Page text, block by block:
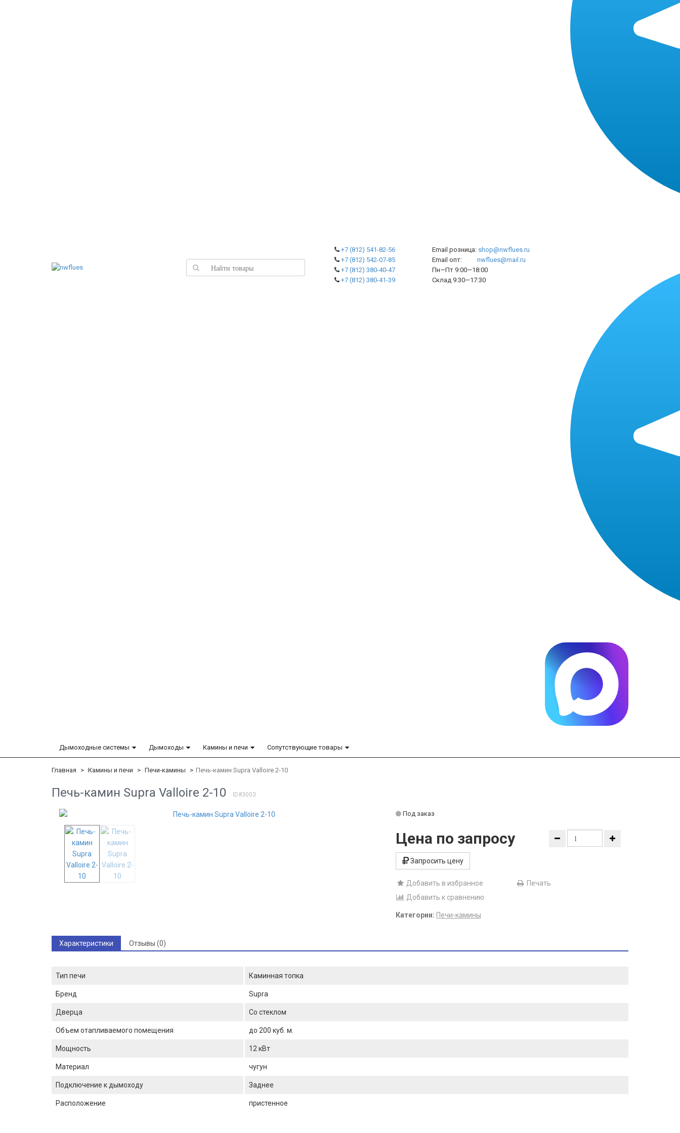
+7 (812) 541-82-56
+7 (812) 542-07-85
+7 (812) 380-40-47
+7 (812) 380-41-39
Email розница: shop@nwflues.ru
Email опт: nwflues@mail.ru
Пн—Пт 9:00—18:00
Склад 9:30—17:30
Дымоходные системы Дымоходы Камины и печи Сопутствующие товары
Главная Камины и печи Печи-камины Печь-камин Supra Valloire 2-10
Печь-камин Supra Valloire 2-10 ID#3003
Под заказ
Цена по запросу
Запросить цену
Добавить в избранное
Печать
Добавить к сравнению
Категории: Печи-камины
Характеристики Отзывы (0)
Тип печи Каминная топка
Бренд Supra
Дверца Со стеклом
Объем отапливаемого помещения до 200 куб. м.
Мощность 12 кВт
Материал чугун
Подключение к дымоходу Заднее
Расположение пристенное